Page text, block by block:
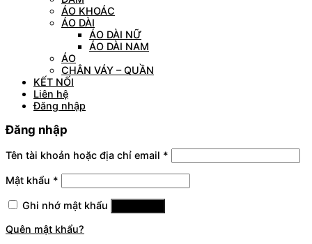
ÁO KHOÁC
ÁO DÀI
ÁO DÀI NỮ
ÁO DÀI NAM
ÁO
CHÂN VÁY – QUẦN
KẾT NỐI
Liên hệ
Đăng nhập
Đăng nhập
Tên tài khoản hoặc địa chỉ email *
Mật khẩu *
Ghi nhớ mật khẩu
Quên mật khẩu?